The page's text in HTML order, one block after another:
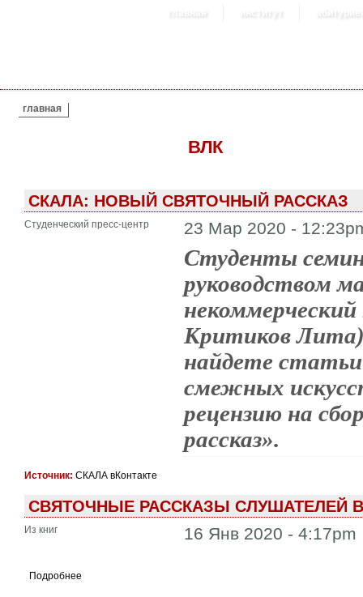
главная институт
ВЫ ЗДЕСЬ
главная
ВЛК
СКАЛА: НОВЫЙ СВЯТОЧНЫЙ РАССКАЗ
Студенческий пресс-центр 23 Мар 2020 -
Студенты
руководством
Критиков
найдете
смежных
рецензию на
рассказ».
Источник: СКАЛА вКонтакте
СВЯТОЧНЫЕ РАССКАЗЫ
Из книг 16 Янв 2020 - 4:17pm
Подробнее